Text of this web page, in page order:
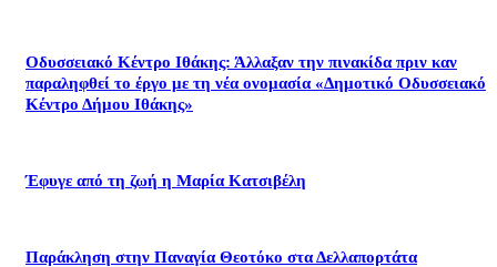
Οδυσσειακό Κέντρο Ιθάκης: Άλλαξαν την πινακίδα πριν καν
παραληφθεί το έργο με τη νέα ονομασία «Δημοτικό Οδυσσειακό
Κέντρο Δήμου Ιθάκης»
Έφυγε από τη ζωή η Μαρία Κατσιβέλη
Παράκληση στην Παναγία Θεοτόκο στα Δελλαπορτάτα